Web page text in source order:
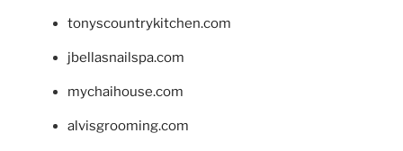
tonyscountrykitchen.com
jbellasnailspa.com
mychaihouse.com
alvisgrooming.com